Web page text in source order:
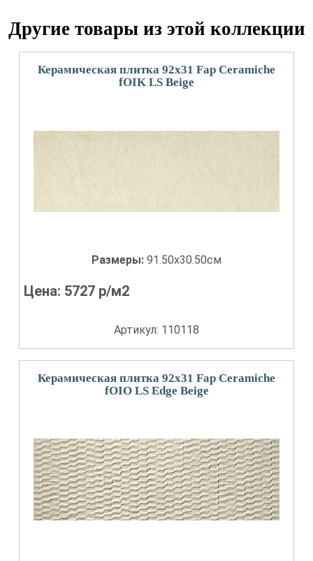
Другие товары из этой коллекции
Керамическая плитка 92x31 Fap Ceramiche
fOIK LS Beige
Размеры: 91.50x30.50см
Цена: 5727 р/м2
Артикул: 110118
Керамическая плитка 92x31 Fap Ceramiche
fOIO LS Edge Beige